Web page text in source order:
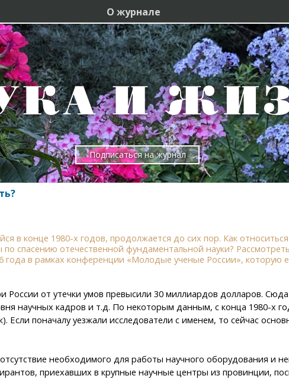
О журнале
Подписаться на журнал
в конце 1980-х годов, продолжается до сих пор. Как
спасению отечественной фундаментальной науки?
года в рамках конференции «Молодые ученые России»,
России от утечки умов превысили 30 миллиардов долларов.
научных кадров и т.д. По некоторым данным, с конца 1980-х
Если поначалу уезжали исследователи с именем, то сейчас
необходимого для работы научного оборудования и
приехавших в крупные научные центры из провинции,